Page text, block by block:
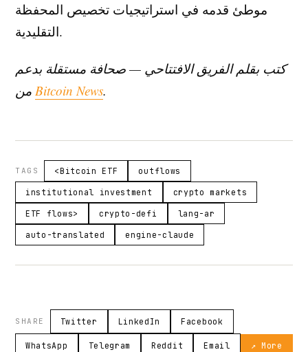
موطئ قدمه في استراتيجيات تخصيص المحفظة
التقليدية.
كتب بقلم الفريق الافتتاحي — صحافة مستقلة بدعم
Bitcoin News.
TAGS <Bitcoin ETF outflows
institutional investment crypto markets
ETF flows> crypto-defi lang-ar
auto-translated engine-claude
SHARE Twitter LinkedIn Facebook
WhatsApp Telegram Reddit Email ↗ More